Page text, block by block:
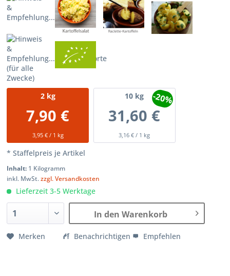
2kg
7,90 €
3,95 € / 1 kg
10 kg
31,60 €
3,16 € / 1 kg
-20%
* Staffelpreis je Artikel
Inhalt: 1 Kilogramm
inkl. MwSt.zzgl. Versandkosten
Lieferzeit 3-5 Werktage
In den Warenkorb
Merken Benachrichtigen Empfehlen